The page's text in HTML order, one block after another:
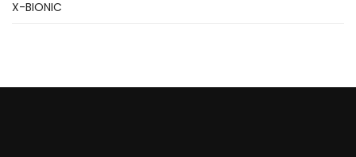
X-BIONIC